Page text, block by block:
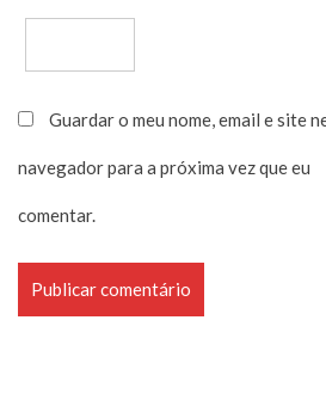
Guardar o meu nome, email e site
navegador para a próxima vez que eu
comentar.